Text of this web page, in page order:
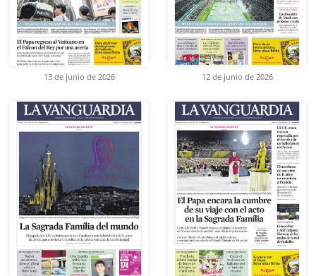
13 de junio de 2026 12 de junio de 2026